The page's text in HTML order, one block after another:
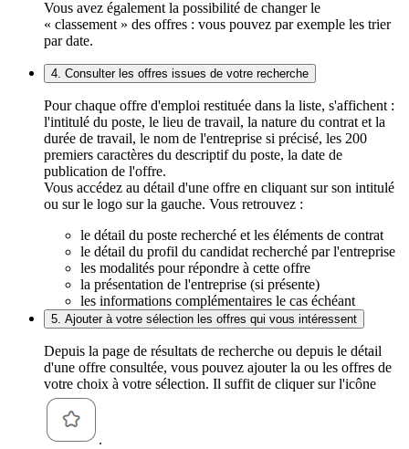
Vous avez également la possibilité de changer le
« classement » des offres : vous pouvez par exemple les trier
par date.
4. Consulter les offres issues de votre recherche
Pour chaque offre d'emploi restituée dans la liste, s'affichent :
l'intitulé du poste, le lieu de travail, la nature du contrat et la
durée de travail, le nom de l'entreprise si précisé, les 200
premiers caractères du descriptif du poste, la date de
publication de l'offre.
Vous accédez au détail d'une offre en cliquant sur son intitulé
ou sur le logo sur la gauche. Vous retrouvez :
le détail du poste recherché et les éléments de contrat
le détail du profil du candidat recherché par l'entreprise
les modalités pour répondre à cette offre
la présentation de l'entreprise (si présente)
les informations complémentaires le cas échéant
5. Ajouter à votre sélection les offres qui vous intéressent
Depuis la page de résultats de recherche ou depuis le détail
d'une offre consultée, vous pouvez ajouter la ou les offres de
votre choix à votre sélection. Il suffit de cliquer sur l'icône
.